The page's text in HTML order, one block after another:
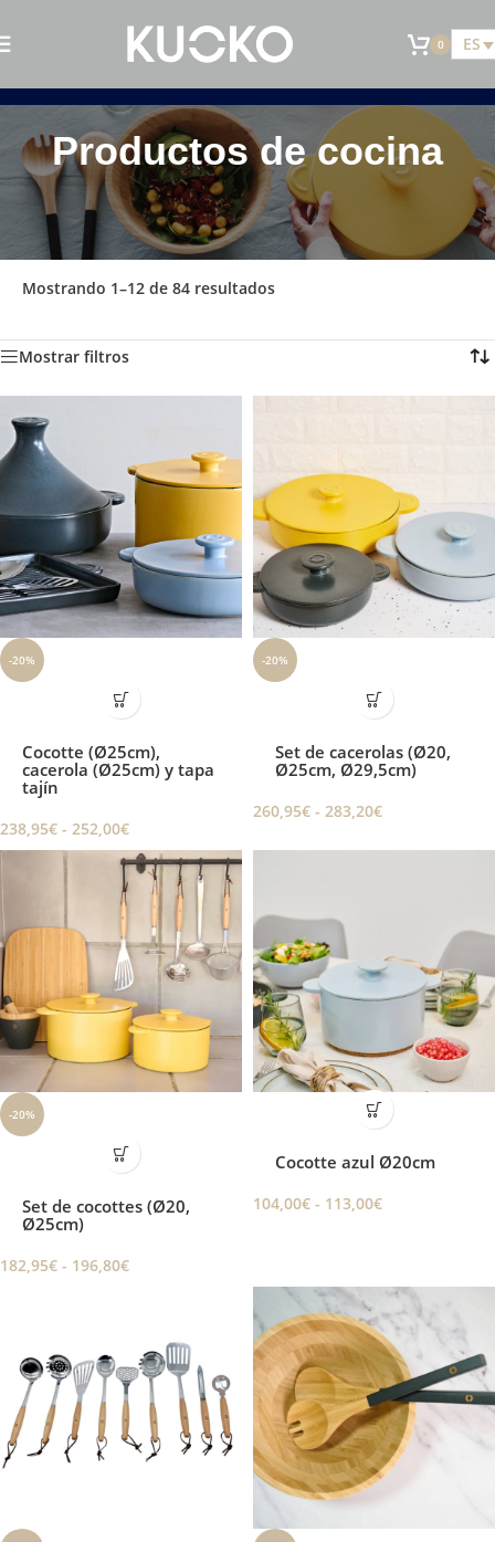
0 ES
Productos de cocina
» Productos de cocina
Mostrando 1–12 de 84 resultados
Mostrar filtros
-20%
Cocotte (Ø25cm),
cacerola (Ø25cm) y tapa
tajín
238,95€ - 252,00€
-20%
Set de cacerolas (Ø20,
Ø25cm, Ø29,5cm)
260,95€ - 283,20€
-20%
Set de cocottes (Ø20,
Ø25cm)
182,95€ - 196,80€
Cocotte azul Ø20cm
104,00€ - 113,00€